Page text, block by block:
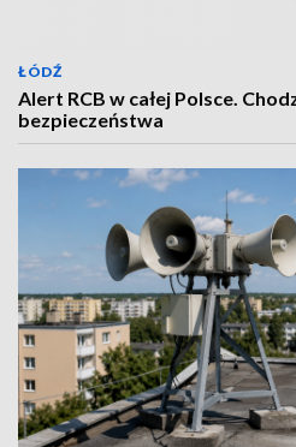
ŁÓDŹ
Alert RCB w całej Polsce.
bezpieczeństwa